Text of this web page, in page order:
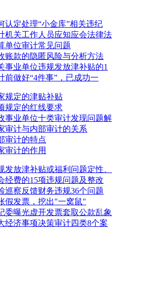
认定处理“小金库”相关违纪
机关工作人员应知应会法律法
单位审计常见问题
账款的隐匿风险与分析方法
事业单位违规发放津补贴的1
前做好“4件事”，已成功一
规定的津贴补贴
规定的红线要求
事业单位十类审计发现问题解
审计与内部审计的关系
审计的特点
审计的作用
发放津补贴或福利问题定性、
经费的15项违规问题及整改
巡察反馈财务违规36个问题
假发票，挖出"一窝鼠"
委曝光虚开发票套取公款乱象
经济事项决策审计四类8个案